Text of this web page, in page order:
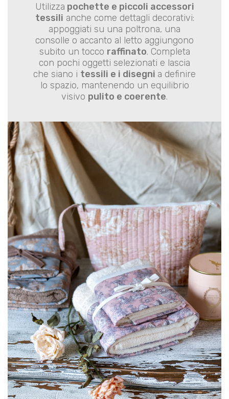
Utilizza pochette e piccoli accessori
tessili anche come dettagli decorativi:
appoggiati su una poltrona, una
consolle o accanto al letto aggiungono
subito un tocco raffinato. Completa
con pochi oggetti selezionati e lascia
che siano i tessili e i disegni a definire
lo spazio, mantenendo un equilibrio
visivo pulito e coerente.